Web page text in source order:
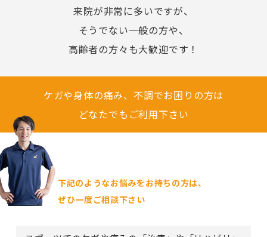
来院が非常に多いですが、
そうでない一般の方や、
高齢者の方々も大歓迎です！
ケガや身体の痛み、不調でお困りの方は
どなたでもご利用下さい
下記のようなお悩みをお持ちの方は、
ぜひ一度ご相談下さい